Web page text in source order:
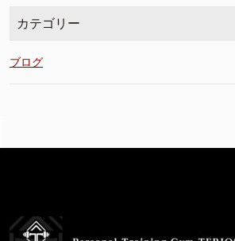
カテゴリー
ブログ